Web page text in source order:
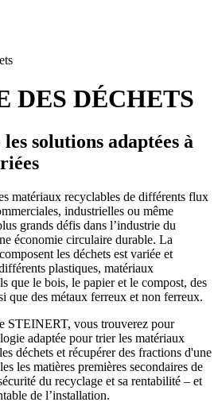
DES DÉCHETS
solutions adaptées à
matériaux recyclables de différents flux
industrielles ou même
grands défis dans l’industrie du
économie circulaire durable. La
les déchets est variée et
plastiques, matériaux
que le bois, le papier et le compost, des
que des métaux ferreux et non ferreux.
STEINERT, vous trouverez pour
adaptée pour trier les matériaux
déchets et récupérer des fractions d'une
les matières premières secondaires de
du recyclage et sa rentabilité – et
de l’installation.